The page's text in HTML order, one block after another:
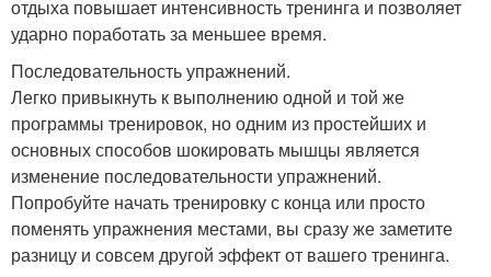
отдыха повышает интенсивность тренинга и позволяет
ударно поработать за меньшее время.
Последовательность упражнений.
Легко привыкнуть к выполнению одной и той же
программы тренировок, но одним из простейших и
основных способов шокировать мышцы является
изменение последовательности упражнений.
Попробуйте начать тренировку с конца или просто
поменять упражнения местами, вы сразу же заметите
разницу и совсем другой эффект от вашего тренинга.